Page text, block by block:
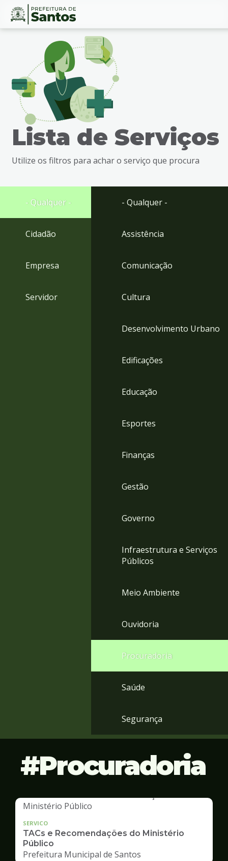
Ir
busca
Ir
rodapé
Conteúdo
Lista de Serviços
Utilize os filtros para achar o serviço que procura
- Qualquer -
Cidadão
Empresa
Servidor
- Qualquer -
Assistência
Comunicação
Cultura
Desenvolvimento Urbano
Edificações
Educação
Esportes
Finanças
Gestão
Governo
Infraestrutura e Serviços
Públicos
Meio Ambiente
Ouvidoria
Procuradoria
Saúde
Segurança
Procuradoria
SERVICO
TACs e Recomendações do Ministério
Público
Prefeitura Municipal de Santos